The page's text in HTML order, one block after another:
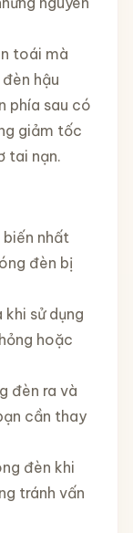
toái mà
hậu
phía sau có
giảm tốc
tai nạn.
biến nhất
đèn bị
sử dụng
hoặc
đèn ra và
cần thay
đèn khi
tránh vấn